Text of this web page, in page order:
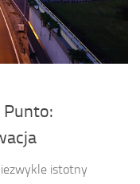
Punto:
istotny